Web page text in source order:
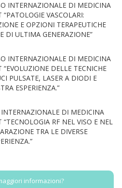
INTERNAZIONALE DI MEDICINA
“PATOLOGIE VASCOLARI:
E OPZIONI TERAPEUTICHE
DI ULTIMA GENERAZIONE”
INTERNAZIONALE DI MEDICINA
“EVOLUZIONE DELLE TECNICHE
PULSATE, LASER A DIODI E
ESPERIENZA.”
DI MEDICINA
“TECNOLOGIA RF NEL VISO E NEL
TRA LE DIVERSE
informazioni?